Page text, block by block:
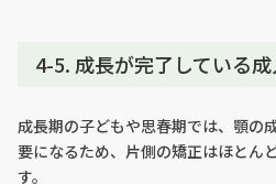
4-5. 成長が完了している成
成長期の子どもや思春期では、顎の
要になるため、片側の矯正はほとん
す。